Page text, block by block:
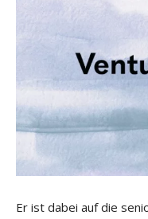
Er ist dabei auf die